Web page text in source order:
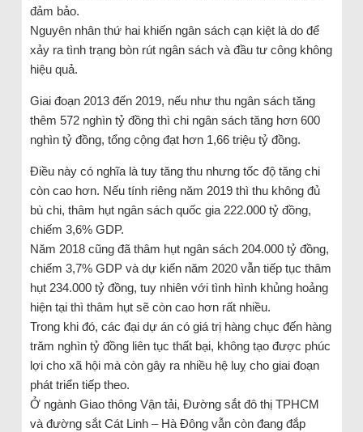
đảm bảo.
Nguyên nhân thứ hai khiến ngân sách cạn kiệt là do để
xảy ra tình trạng bòn rút ngân sách và đầu tư công không
hiệu quả.
Giai đoạn 2013 đến 2019, nếu như thu ngân sách tăng
thêm 572 nghìn tỷ đồng thì chi ngân sách tăng hơn 600
nghìn tỷ đồng, tổng cộng đạt hơn 1,66 triệu tỷ đồng.
Điều này có nghĩa là tuy tăng thu nhưng tốc độ tăng chi
còn cao hơn. Nếu tính riêng năm 2019 thì thu không đủ
bù chi, thâm hụt ngân sách quốc gia 222.000 tỷ đồng,
chiếm 3,6% GDP.
Năm 2018 cũng đã thâm hụt ngân sách 204.000 tỷ đồng,
chiếm 3,7% GDP và dự kiến năm 2020 vẫn tiếp tục thâm
hụt 234.000 tỷ đồng, tuy nhiên với tình hình khủng hoảng
hiện tại thì thâm hụt sẽ còn cao hơn rất nhiều.
Trong khi đó, các đại dự án có giá trị hàng chục đến hàng
trăm nghìn tỷ đồng liên tục thất bại, không tạo được phúc
lợi cho xã hội mà còn gây ra nhiều hệ luỵ cho giai đoạn
phát triển tiếp theo.
Ở ngành Giao thông Vận tải, Đường sắt đô thị TPHCM
và đường sắt Cát Linh – Hà Đông vẫn còn đang đắp